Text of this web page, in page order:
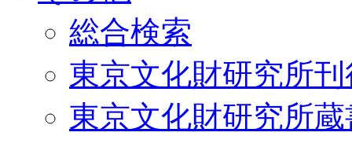
総合検索
東京文化財研究所
東京文化財研究所